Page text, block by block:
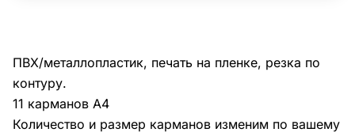
ПВХ/металлопластик, печать на пленке, резка по
контуру.
11 карманов А4
Количество и размер карманов изменим по вашему